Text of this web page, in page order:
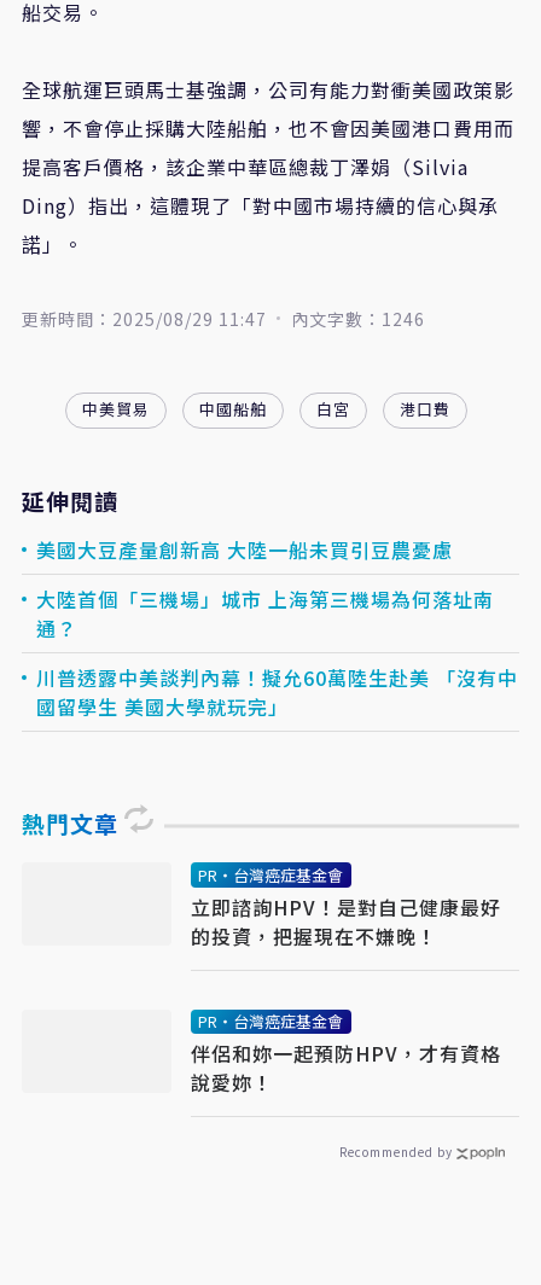
船交易。
全球航運巨頭馬士基強調，公司有能力對衝美國政策影
響，不會停止採購大陸船舶，也不會因美國港口費用而
提高客戶價格，該企業中華區總裁丁澤娟（Silvia
Ding）指出，這體現了「對中國市場持續的信心與承
諾」。
更新時間：2025/08/29 11:47 內文字數：1246
中美貿易 中國船舶 白宮 港口費
延伸閱讀
美國大豆產量創新高 大陸一船未買引豆農憂慮
大陸首個「三機場」城市 上海第三機場為何落址南
通？
川普透露中美談判內幕！擬允60萬陸生赴美 「沒有中
國留學生 美國大學就玩完」
熱門文章
PR・台灣癌症基金會
立即諮詢HPV！是對自己健康最好
的投資，把握現在不嫌晚！
PR・台灣癌症基金會
伴侶和妳一起預防HPV，才有資格
說愛妳！
Recommended by